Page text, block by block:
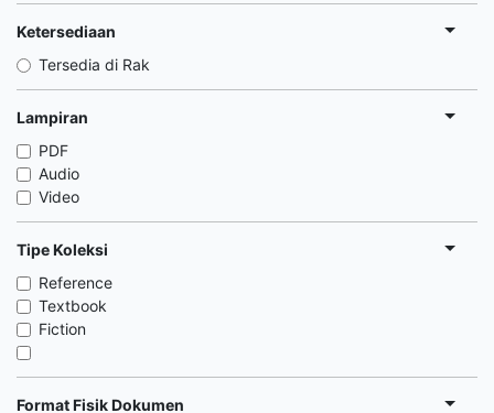
Ketersediaan
Tersedia di Rak
Lampiran
PDF
Audio
Video
Tipe Koleksi
Reference
Textbook
Fiction
Format Fisik Dokumen